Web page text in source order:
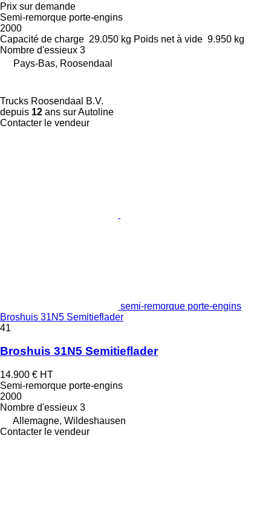
Prix sur demande
Semi-remorque porte-engins
2000
Capacité de charge 29.050 kg Poids net à vide 9.950 kg
Nombre d'essieux 3
Pays-Bas, Roosendaal
Trucks Roosendaal B.V.
depuis 12 ans sur Autoline
Contacter le vendeur
semi-remorque porte-engins
Broshuis 31N5 Semitieflader
41
Broshuis 31N5 Semitieflader
14.900 € HT
Semi-remorque porte-engins
2000
Nombre d'essieux 3
Allemagne, Wildeshausen
Contacter le vendeur